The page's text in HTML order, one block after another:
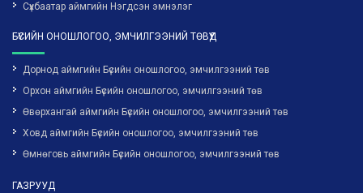
Сүхбаатар аймгийн Нэгдсэн эмнэлэг
БҮСИЙН ОНОШЛОГОО, ЭМЧИЛГЭЭНИЙ ТӨВҮҮД
Дорнод аймгийн Бүсийн оношлогоо, эмчилгээний төв
Орхон аймгийн Бүсийн оношлогоо, эмчилгээний төв
Өвөрхангай аймгийн Бүсийн оношлогоо, эмчилгээний төв
Ховд аймгийн Бүсийн оношлогоо, эмчилгээний төв
Өмнөговь аймгийн Бүсийн оношлогоо, эмчилгээний төв
ГАЗРУУД